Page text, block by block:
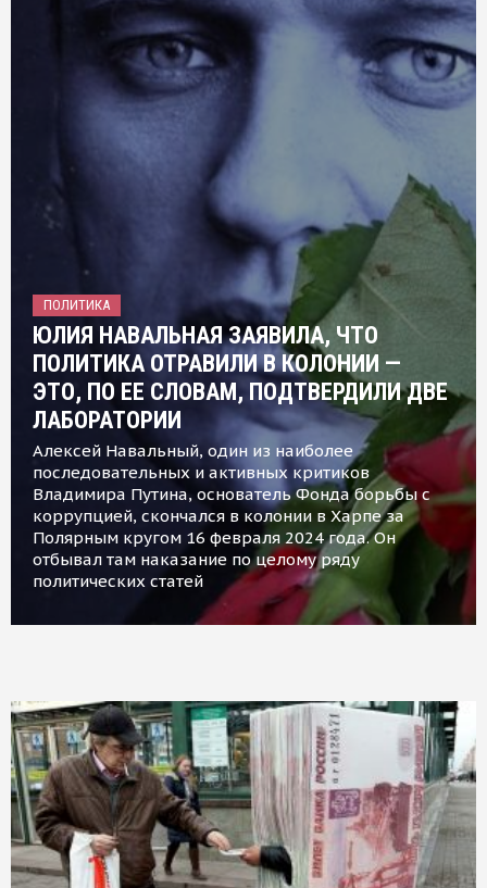
ПОЛИТИКА
ЮЛИЯ НАВАЛЬНАЯ ЗАЯВИЛА, ЧТО
ПОЛИТИКА ОТРАВИЛИ В КОЛОНИИ —
ЭТО, ПО ЕЕ СЛОВАМ, ПОДТВЕРДИЛИ ДВЕ
ЛАБОРАТОРИИ
Алексей Навальный, один из наиболее
последовательных и активных критиков
Владимира Путина, основатель Фонда борьбы с
коррупцией, скончался в колонии в Харпе за
Полярным кругом 16 февраля 2024 года. Он
отбывал там наказание по целому ряду
политических статей